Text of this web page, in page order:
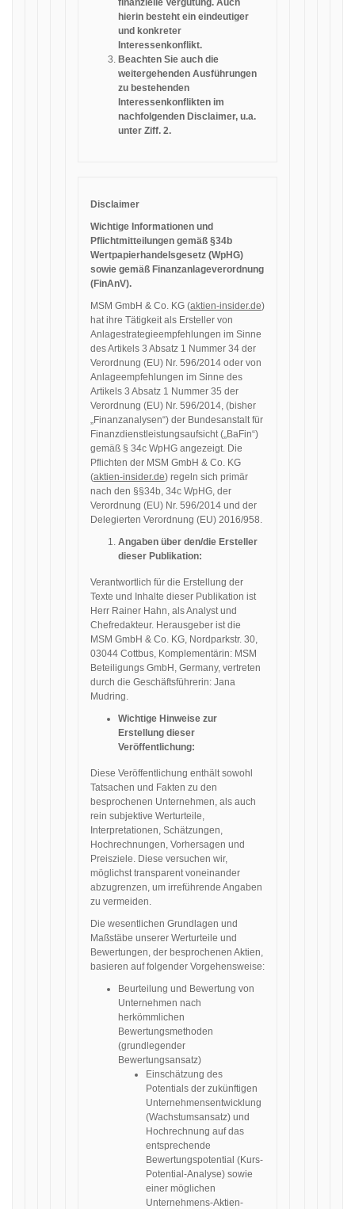
finanzielle Vergütung. Auch
hierin besteht ein eindeutiger
und konkreter
Interessenkonflikt.
Beachten Sie auch die
weitergehenden Ausführungen
zu bestehenden
Interessenkonflikten im
nachfolgenden Disclaimer, u.a.
unter Ziff. 2.
Disclaimer
Wichtige Informationen und
Pflichtmitteilungen gemäß §34b
Wertpapierhandelsgesetz (WpHG)
sowie gemäß Finanzanlageverordnung
(FinAnV).
MSM GmbH & Co. KG (aktien-insider.de)
hat ihre Tätigkeit als Ersteller von
Anlagestrategieempfehlungen im Sinne
des Artikels 3 Absatz 1 Nummer 34 der
Verordnung (EU) Nr. 596/2014 oder von
Anlageempfehlungen im Sinne des
Artikels 3 Absatz 1 Nummer 35 der
Verordnung (EU) Nr. 596/2014, (bisher
„Finanzanalysen“) der Bundesanstalt für
Finanzdienstleistungsaufsicht („BaFin“)
gemäß § 34c WpHG angezeigt. Die
Pflichten der MSM GmbH & Co. KG
(aktien-insider.de) regeln sich primär
nach den §§34b, 34c WpHG, der
Verordnung (EU) Nr. 596/2014 und der
Delegierten Verordnung (EU) 2016/958.
Angaben über den/die Ersteller
dieser Publikation:
Verantwortlich für die Erstellung der
Texte und Inhalte dieser Publikation ist
Herr Rainer Hahn, als Analyst und
Chefredakteur. Herausgeber ist die
MSM GmbH & Co. KG, Nordparkstr. 30,
03044 Cottbus, Komplementärin: MSM
Beteiligungs GmbH, Germany, vertreten
durch die Geschäftsführerin: Jana
Mudring.
Wichtige Hinweise zur
Erstellung dieser
Veröffentlichung:
Diese Veröffentlichung enthält sowohl
Tatsachen und Fakten zu den
besprochenen Unternehmen, als auch
rein subjektive Werturteile,
Interpretationen, Schätzungen,
Hochrechnungen, Vorhersagen und
Preisziele. Diese versuchen wir,
möglichst transparent voneinander
abzugrenzen, um irreführende Angaben
zu vermeiden.
Die wesentlichen Grundlagen und
Maßstäbe unserer Werturteile und
Bewertungen, der besprochenen Aktien,
basieren auf folgender Vorgehensweise:
Beurteilung und Bewertung von
Unternehmen nach
herkömmlichen
Bewertungsmethoden
(grundlegender
Bewertungsansatz)
Einschätzung des
Potentials der zukünftigen
Unternehmensentwicklung
(Wachstumsansatz) und
Hochrechnung auf das
entsprechende
Bewertungspotential (Kurs-
Potential-Analyse) sowie
einer möglichen
Unternehmens-Aktien-